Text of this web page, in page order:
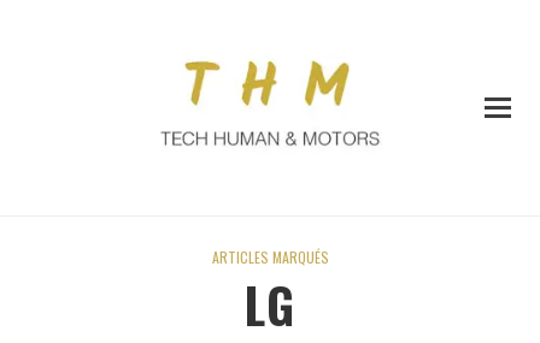
ARTICLES MARQUÉS
LG